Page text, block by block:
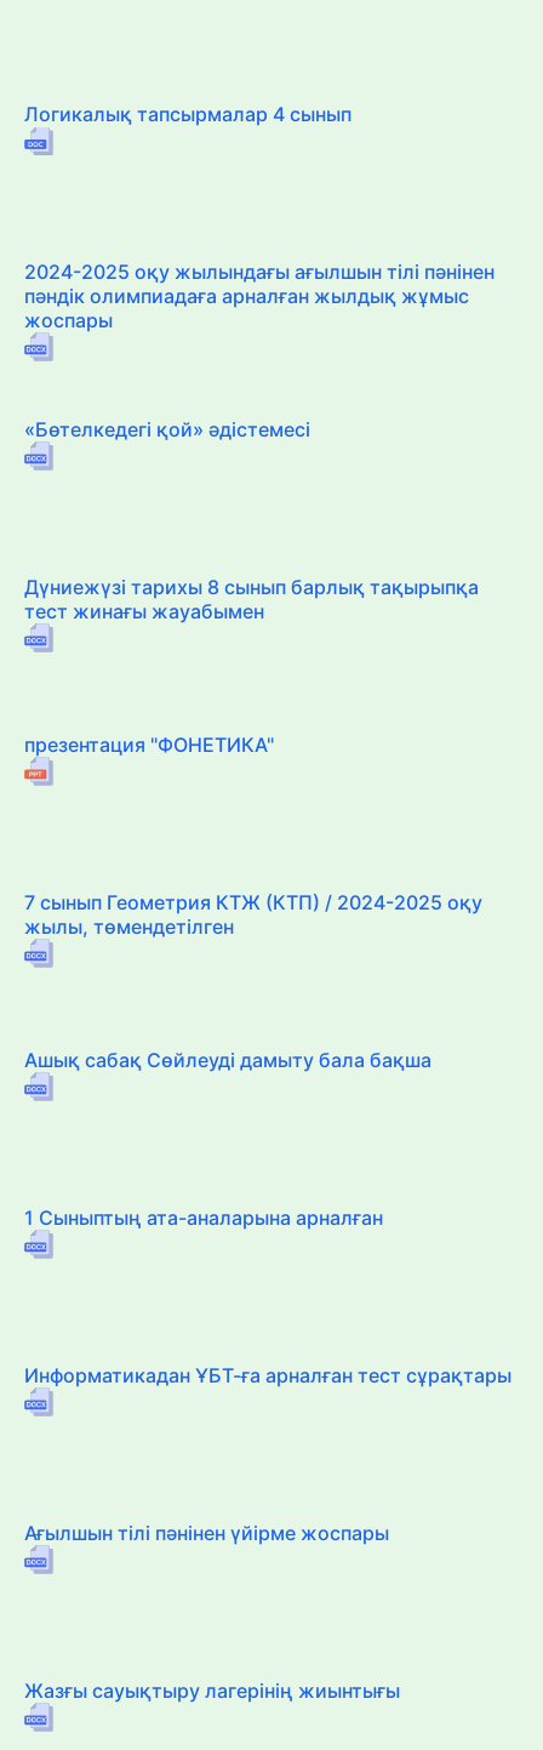
Логикалық тапсырмалар 4 сынып
2024-2025 оқу жылындағы ағылшын тілі пәнінен
пәндік олимпиадаға арналған жылдық жұмыс
жоспары
«Бөтелкедегі қой» әдістемесі
Дүниежүзі тарихы 8 сынып барлық тақырыпқа
тест жинағы жауабымен
презентация "ФОНЕТИКА"
7 сынып Геометрия КТЖ (КТП) / 2024-2025 оқу
жылы, төмендетілген
Ашық сабақ Сөйлеуді дамыту бала бақша
1 Сыныптың ата-аналарына арналған
Информатикадан ҰБТ-ға арналған тест сұрақтары
Ағылшын тілі пәнінен үйірме жоспары
Жазғы сауықтыру лагерінің жиынтығы